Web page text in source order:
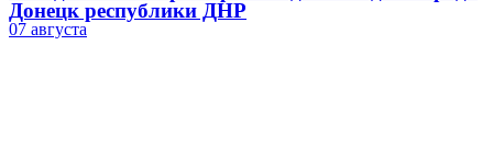
Донецк республики ДНР
07 августа